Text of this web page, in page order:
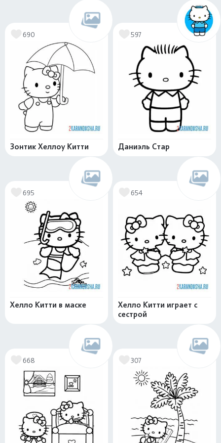
690
Зонтик Хеллоу Китти
597
Даниэль Стар
695
Хелло Китти в маске
654
Хелло Китти играет с
сестрой
668 307